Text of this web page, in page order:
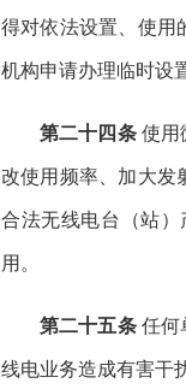
得对依法设置、使用
机构申请办理临时设
第二十四条使用
改使用频率、加大发
合法无线电台（站
用。
第二十五条任何
线电业务造成有害干